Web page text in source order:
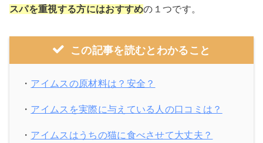
スパを重視する方にはおすすめの１つです。
この記事を読むとわかること
・ アイムスの原材料は？安全？
・ アイムスを実際に与えている人の口コミは？
・ アイムスはうちの猫に食べさせて大丈夫？